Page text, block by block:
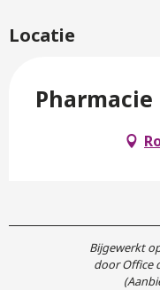
Locatie
Bijgewerkt
door Office